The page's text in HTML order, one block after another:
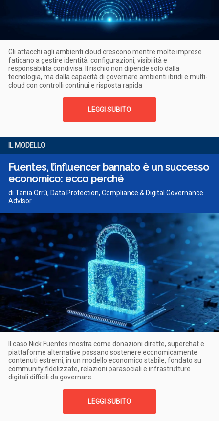
Gli attacchi agli ambienti cloud crescono mentre molte imprese
faticano a gestire identità, configurazioni, visibilità e
responsabilità condivisa. Il rischio non dipende solo dalla
tecnologia, ma dalla capacità di governare ambienti ibridi e multi-
cloud con controlli continui e risposta rapida
LEGGI SUBITO
IL MODELLO
Fuentes, l’influencer bannato è un successo
economico: ecco perché
di Tania Orrù, Data Protection, Compliance & Digital Governance
Advisor
Il caso Nick Fuentes mostra come donazioni dirette, superchat e
piattaforme alternative possano sostenere economicamente
contenuti estremi, in un modello economico stabile, fondato su
community fidelizzate, relazioni parasociali e infrastrutture
digitali difficili da governare
LEGGI SUBITO